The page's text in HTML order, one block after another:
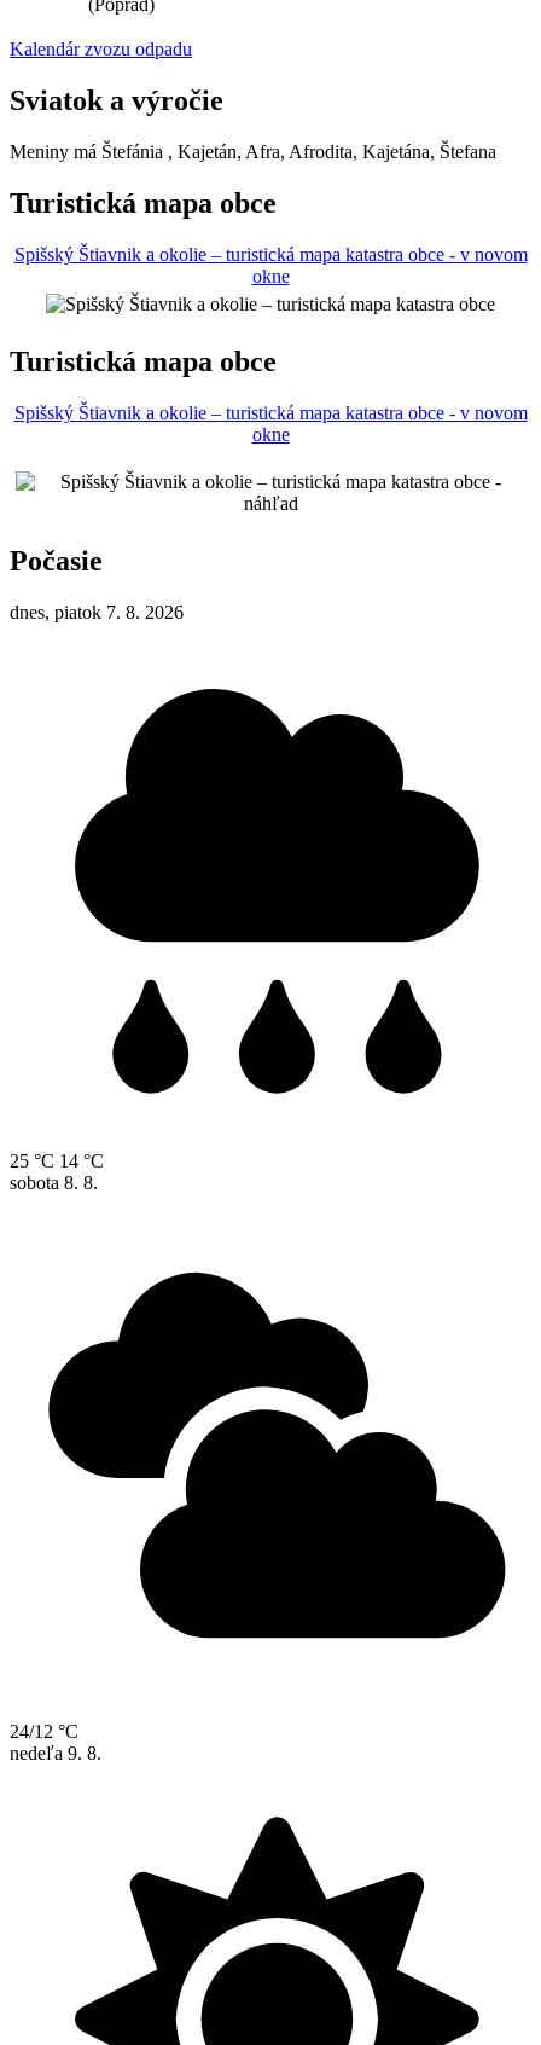
(Poprad)
Kalendár zvozu odpadu
Sviatok a výročie
Meniny má Štefánia , Kajetán, Afra, Afrodita, Kajetána, Štefana
Turistická mapa obce
Spišský Štiavnik a okolie – turistická mapa katastra obce - v novom
okne
Turistická mapa obce
Spišský Štiavnik a okolie – turistická mapa katastra obce - v novom
okne
Počasie
dnes, piatok 7. 8. 2026
25 °C 14 °C
sobota 8. 8.
24/12 °C
nedeľa 9. 8.